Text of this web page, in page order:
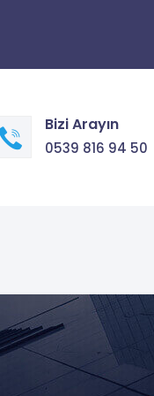
Bizi Arayın
0539 816 94 50